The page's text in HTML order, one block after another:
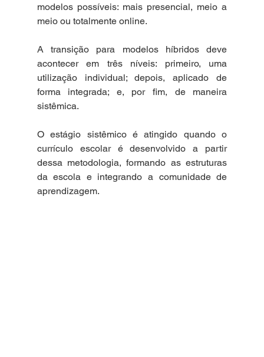
modelos possíveis: mais presencial, meio a
meio ou totalmente online.
A transição para modelos híbridos deve
acontecer em três níveis: primeiro, uma
utilização individual; depois, aplicado de
forma integrada; e, por fim, de maneira
sistêmica.
O estágio sistêmico é atingido quando o
currículo escolar é desenvolvido a partir
dessa metodologia, formando as estruturas
da escola e integrando a comunidade de
aprendizagem.